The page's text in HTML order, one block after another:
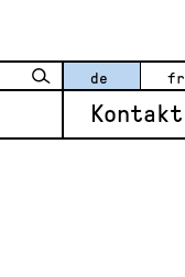
Kontakt
de fr